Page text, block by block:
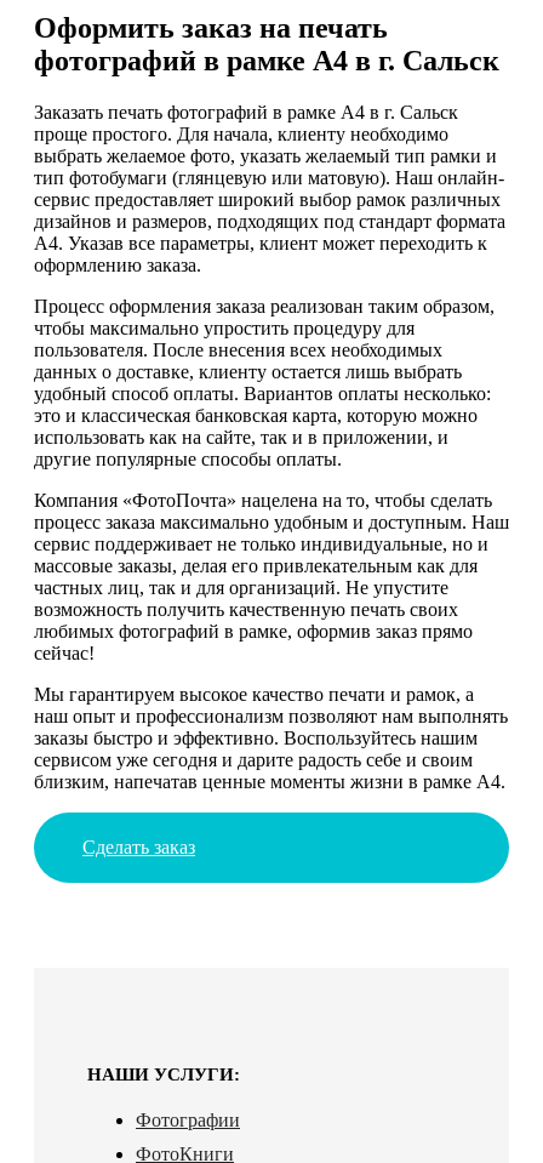
Оформить заказ на печать
фотографий в рамке А4 в г. Сальск
Заказать печать фотографий в рамке А4 в г. Сальск
проще простого. Для начала, клиенту необходимо
выбрать желаемое фото, указать желаемый тип рамки и
тип фотобумаги (глянцевую или матовую). Наш онлайн-
сервис предоставляет широкий выбор рамок различных
дизайнов и размеров, подходящих под стандарт формата
А4. Указав все параметры, клиент может переходить к
оформлению заказа.
Процесс оформления заказа реализован таким образом,
чтобы максимально упростить процедуру для
пользователя. После внесения всех необходимых
данных о доставке, клиенту остается лишь выбрать
удобный способ оплаты. Вариантов оплаты несколько:
это и классическая банковская карта, которую можно
использовать как на сайте, так и в приложении, и
другие популярные способы оплаты.
Компания «ФотоПочта» нацелена на то, чтобы сделать
процесс заказа максимально удобным и доступным. Наш
сервис поддерживает не только индивидуальные, но и
массовые заказы, делая его привлекательным как для
частных лиц, так и для организаций. Не упустите
возможность получить качественную печать своих
любимых фотографий в рамке, оформив заказ прямо
сейчас!
Мы гарантируем высокое качество печати и рамок, а
наш опыт и профессионализм позволяют нам выполнять
заказы быстро и эффективно. Воспользуйтесь нашим
сервисом уже сегодня и дарите радость себе и своим
близким, напечатав ценные моменты жизни в рамке А4.
Сделать заказ
НАШИ УСЛУГИ:
Фотографии
ФотоКниги